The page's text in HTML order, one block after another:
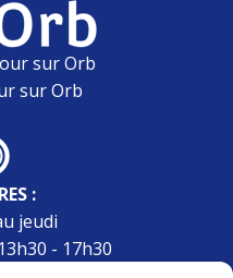
sur Orb
sur Orb
:
jeudi
- 17h30